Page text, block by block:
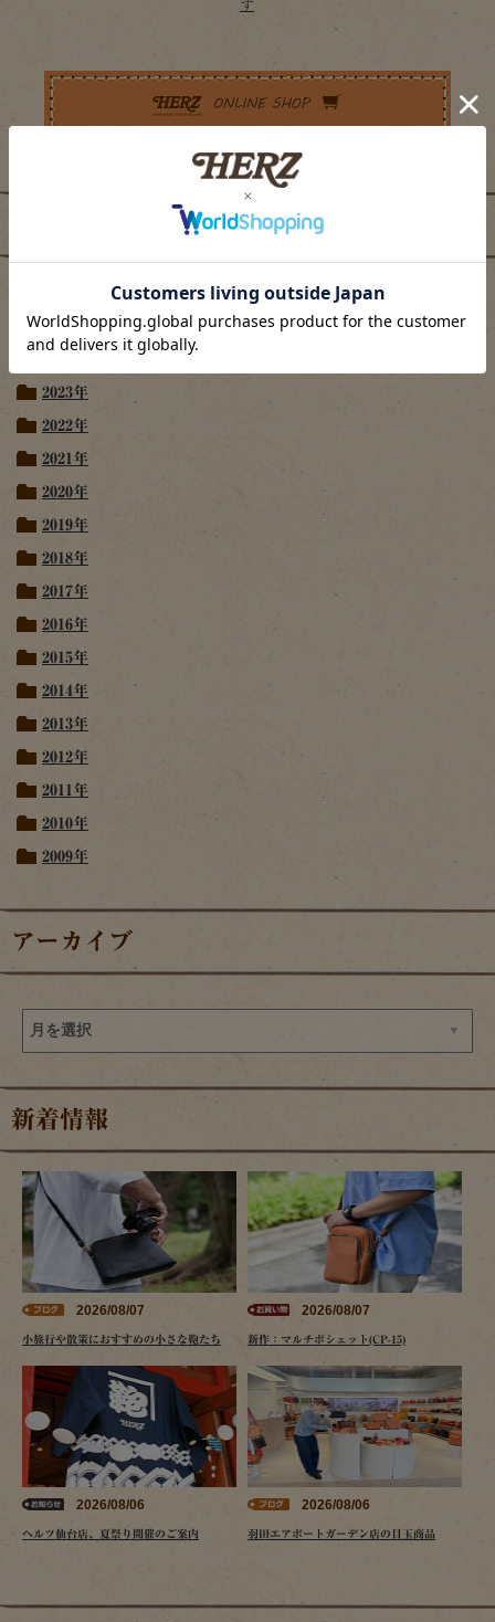
す
プレスリリース
2025年
2023年
2022年
2021年
2020年
2019年
2018年
2017年
2016年
2015年
2014年
2013年
2012年
2011年
2010年
2009年
アーカイブ
新着情報
2026/08/07
小旅行や散策におすすめの小さな鞄たち
2026/08/07
新作：マルチポシェット(CP-15)
2026/08/06
ヘルツ仙台店、夏祭り開催のご案内
2026/08/06
羽田エアポートガーデン店の目玉商品